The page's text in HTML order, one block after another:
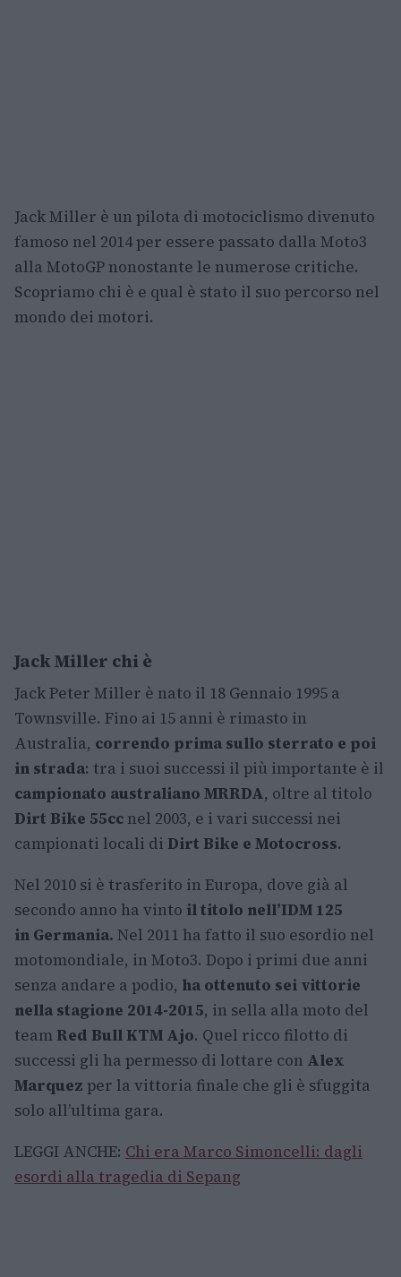
Jack Miller è un pilota di motociclismo divenuto
famoso nel 2014 per essere passato dalla Moto3
alla MotoGP nonostante le numerose critiche.
Scopriamo chi è e qual è stato il suo percorso nel
mondo dei motori.
Jack Miller chi è
Jack Peter Miller è nato il 18 Gennaio 1995 a
Townsville. Fino ai 15 anni è rimasto in
Australia, correndo prima sullo sterrato e poi
in strada: tra i suoi successi il più importante è il
campionato australiano MRRDA, oltre al titolo
Dirt Bike 55cc nel 2003, e i vari successi nei
campionati locali di Dirt Bike e Motocross.
Nel 2010 si è trasferito in Europa, dove già al
secondo anno ha vinto il titolo nell’IDM 125
in Germania. Nel 2011 ha fatto il suo esordio nel
motomondiale, in Moto3. Dopo i primi due anni
senza andare a podio, ha ottenuto sei vittorie
nella stagione 2014-2015, in sella alla moto del
team Red Bull KTM Ajo. Quel ricco filotto di
successi gli ha permesso di lottare con Alex
Marquez per la vittoria finale che gli è sfuggita
solo all’ultima gara.
LEGGI ANCHE: Chi era Marco Simoncelli: dagli
esordi alla tragedia di Sepang